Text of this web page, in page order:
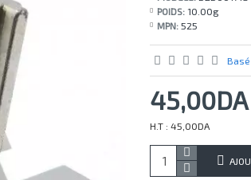
POIDS: 10.00g
MPN: 525
45,00DA
H.T : 45,00DA